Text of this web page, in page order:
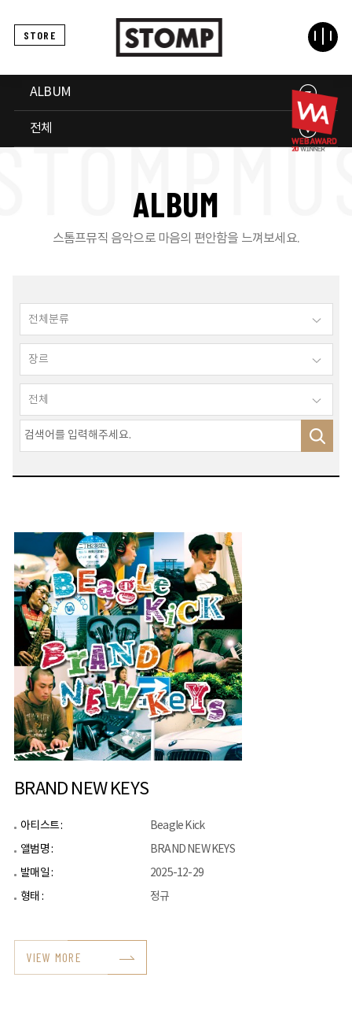
STORE
ALBUM
전체
ALBUM
스톰프뮤직 음악으로 마음의 편안함을 느껴보세요.
BRAND NEW KEYS
아티스트 :
Beagle Kick
앨범명 :
BRAND NEW KEYS
발매일 :
2025-12-29
형태 :
정규
VIEW MORE